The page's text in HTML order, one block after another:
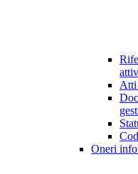
Atti
Oneri